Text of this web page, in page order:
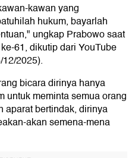
kawan yang
hukum, bayarlah
ungkap Prabowo saat
61, dikutip dari YouTube
2025).
bicara dirinya hanya
untuk meminta semua orang
aparat bertindak, dirinya
akan semena-mena